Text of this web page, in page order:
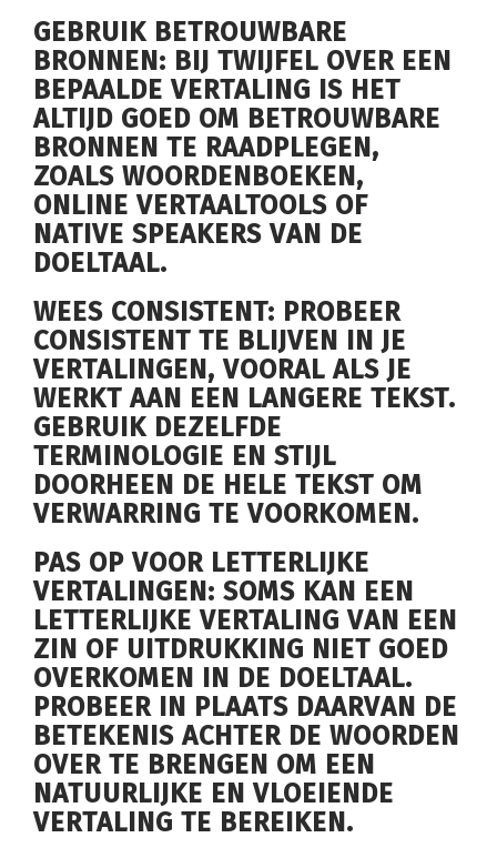
GEBRUIK BETROUWBARE
BRONNEN: BIJ TWIJFEL OVER EEN
BEPAALDE VERTALING IS HET
ALTIJD GOED OM BETROUWBARE
BRONNEN TE RAADPLEGEN,
ZOALS WOORDENBOEKEN,
ONLINE VERTAALTOOLS OF
NATIVE SPEAKERS VAN DE
DOELTAAL.
WEES CONSISTENT: PROBEER
CONSISTENT TE BLIJVEN IN JE
VERTALINGEN, VOORAL ALS JE
WERKT AAN EEN LANGERE TEKST.
GEBRUIK DEZELFDE
TERMINOLOGIE EN STIJL
DOORHEEN DE HELE TEKST OM
VERWARRING TE VOORKOMEN.
PAS OP VOOR LETTERLIJKE
VERTALINGEN: SOMS KAN EEN
LETTERLIJKE VERTALING VAN EEN
ZIN OF UITDRUKKING NIET GOED
OVERKOMEN IN DE DOELTAAL.
PROBEER IN PLAATS DAARVAN DE
BETEKENIS ACHTER DE WOORDEN
OVER TE BRENGEN OM EEN
NATUURLIJKE EN VLOEIENDE
VERTALING TE BEREIKEN.